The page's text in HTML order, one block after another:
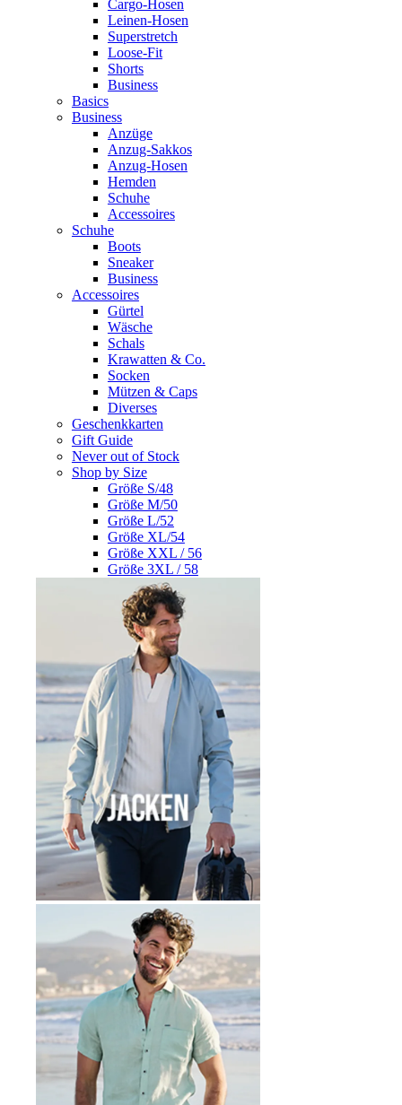
Cargo-Hosen
Leinen-Hosen
Superstretch
Loose-Fit
Shorts
Business
Basics
Business
Anzüge
Anzug-Sakkos
Anzug-Hosen
Hemden
Schuhe
Accessoires
Schuhe
Boots
Sneaker
Business
Accessoires
Gürtel
Wäsche
Schals
Krawatten & Co.
Socken
Mützen & Caps
Diverses
Geschenkkarten
Gift Guide
Never out of Stock
Shop by Size
Größe S/48
Größe M/50
Größe L/52
Größe XL/54
Größe XXL / 56
Größe 3XL / 58